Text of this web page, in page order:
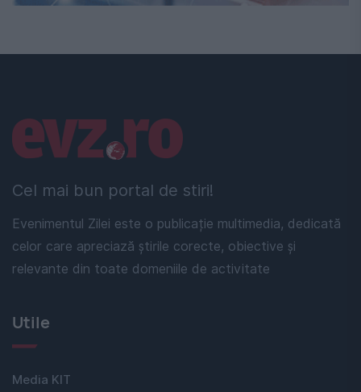
Cel mai bun portal de stiri!
Evenimentul Zilei este o publicație multimedia, dedicată
celor care apreciază știrile corecte, obiective și
relevante din toate domeniile de activitate
Linkuri utile
Utile
Media KIT